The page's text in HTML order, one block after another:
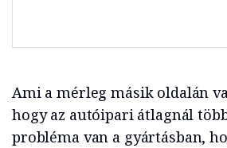
Ami a mérleg másik oldalán
hogy az autóipari átlagnál
probléma van a gyártásban,